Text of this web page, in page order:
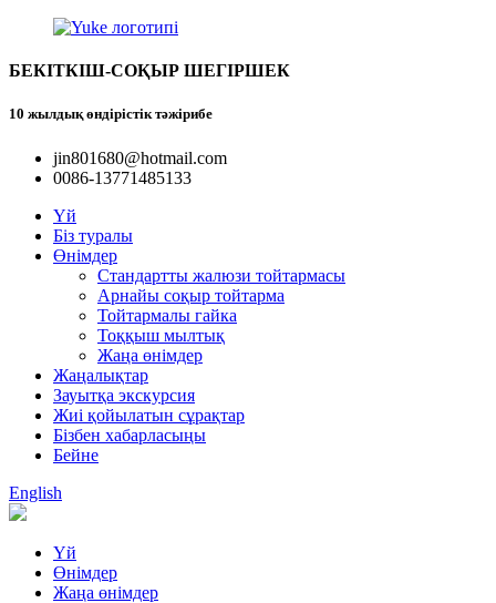
БЕКІТКІШ-СОҚЫР ШЕГІРШЕК
10 жылдық өндірістік тәжірибе
jin801680@hotmail.com
0086-13771485133
Үй
Біз туралы
Өнімдер
Стандартты жалюзи тойтармасы
Арнайы соқыр тойтарма
Тойтармалы гайка
Тоққыш мылтық
Жаңа өнімдер
Жаңалықтар
Зауытқа экскурсия
Жиі қойылатын сұрақтар
Бізбен хабарласыңы
Бейне
English
Үй
Өнімдер
Жаңа өнімдер